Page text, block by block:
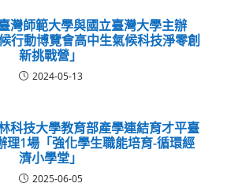
灣師範大學與國立臺灣大學主辦
行動博覽會高中生氣候科技淨零創
新挑戰營」
2024-05-13
科技大學教育部產學連結育才平臺
理1場「強化學生職能培育-循環經
濟小學堂」
2025-06-05